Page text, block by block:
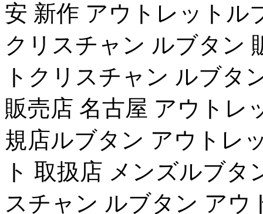
安 新作 アウトレットル
クリスチャン ルブタン
トクリスチャン ルブタ
販売店 名古屋 アウトレ
規店ルブタン アウトレ
ト 取扱店 メンズルブ
スチャン ルブタン アウ